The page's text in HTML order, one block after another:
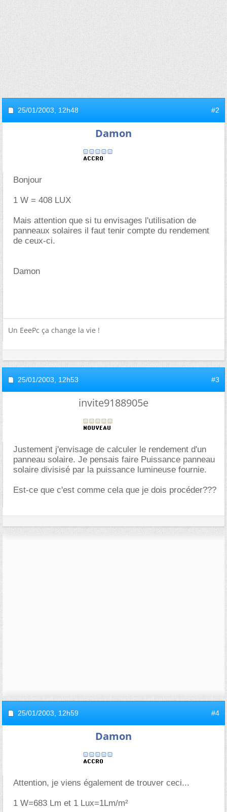
25/01/2003, 12h48 #2
Damon
Bonjour
1 W = 408 LUX
Mais attention que si tu envisages l'utilisation de
panneaux solaires il faut tenir compte du rendement
de ceux-ci.
Damon
Un EeePc ça change la vie !
25/01/2003, 12h53 #3
invite9188905e
Justement j'envisage de calculer le rendement d'un
panneau solaire. Je pensais faire Puissance panneau
solaire divisisé par la puissance lumineuse fournie.
Est-ce que c'est comme cela que je dois procéder???
25/01/2003, 12h59 #4
Damon
Attention, je viens également de trouver ceci...
1 W=683 Lm et 1 Lux=1Lm/m²